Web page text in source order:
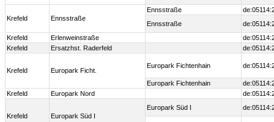
Krefeld Ennsstraße
Ennsstraße
Ennsstraße
Krefeld
Erlenweinstraße
Krefeld
Ersatzhst. Raderfeld
Krefeld Europark Ficht.
Europark Fichtenhain
Europark Fichtenhain
Krefeld
Europark Nord
Krefeld Europark Süd I
Europark Süd I